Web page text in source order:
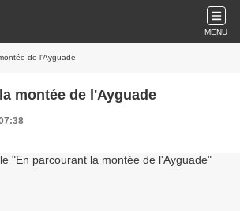
MENU
de l'Ayguade
montée de l'Ayguade